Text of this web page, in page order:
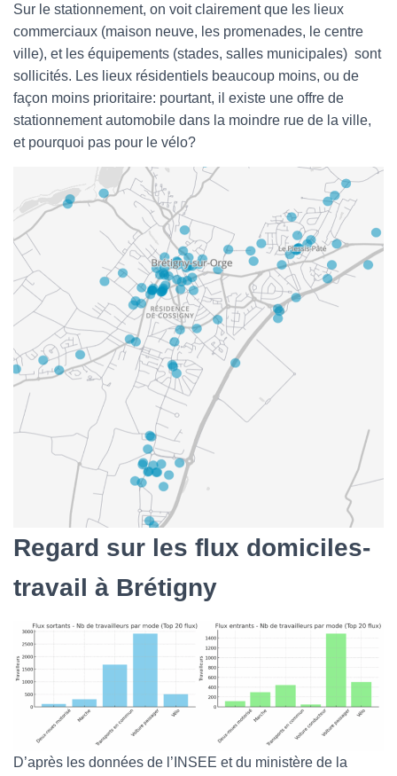
Sur le stationnement, on voit clairement que les lieux
commerciaux (maison neuve, les promenades, le centre
ville), et les équipements (stades, salles municipales) sont
sollicités. Les lieux résidentiels beaucoup moins, ou de
façon moins prioritaire: pourtant, il existe une offre de
stationnement automobile dans la moindre rue de la ville,
et pourquoi pas pour le vélo?
Regard sur les flux domiciles-
travail à Brétigny
D’après les données de l’INSEE et du ministère de la